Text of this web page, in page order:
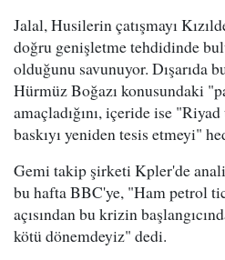
Jalal, Husilerin çatışmayı
doğru genişletme tehdidinde
olduğunu savunuyor. Dışarıda
Hürmüz Boğazı konusundaki
amaçladığını, içeride ise
baskıyı yeniden tesis etmeyi"
Gemi takip şirketi Kpler'de
bu hafta BBC'ye, "Ham petrol
açısından bu krizin
kötü dönemdeyiz" dedi.